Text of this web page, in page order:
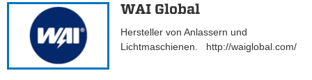
WAI Global
Hersteller von Anlassern und
Lichtmaschienen. http://waiglobal.com/